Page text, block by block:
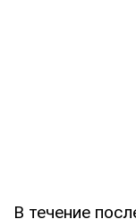
В течение